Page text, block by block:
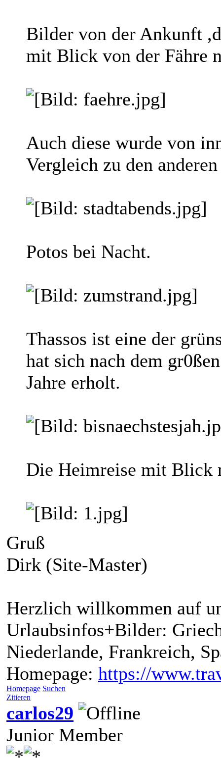
Bilder von der Ankunft
mit Blick von der Fähre
Auch diese wurde von
Vergleich zu den
Potos bei Nacht.
Thassos ist eine der
hat sich nach dem
Jahre erholt.
Die Heimreise mit Blick
Gruß
Dirk (Site-Master)
Herzlich willkommen auf
Urlaubsinfos+Bilder:
Niederlande, Frankreich,
Homepage: https://
Homepage Suchen
Zitieren
carlos29
Junior Member